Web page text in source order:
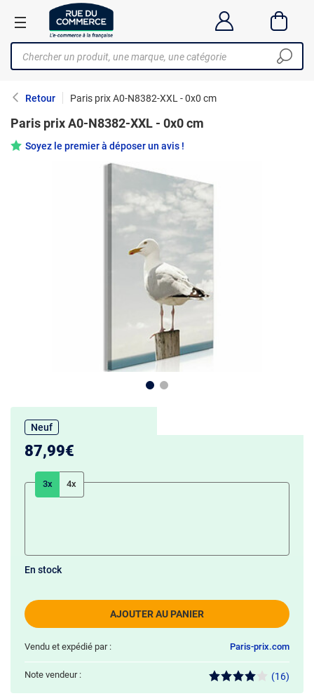
Retour Paris prix A0-N8382-XXL - 0x0 cm
Paris prix A0-N8382-XXL - 0x0 cm
Soyez le premier à déposer un avis !
Neuf
87,99€
3x 4x
AJOUTER AU PANIER
En stock
Vendu et expédié par : Paris-prix.com
Note vendeur : (16)